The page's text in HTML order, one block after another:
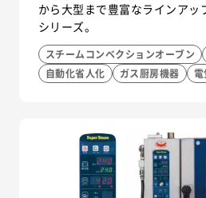
から大型まで豊富なラインアッ
シリーズ。
スチームコンベクションオーブン
自動化省人化
ガス厨房機器